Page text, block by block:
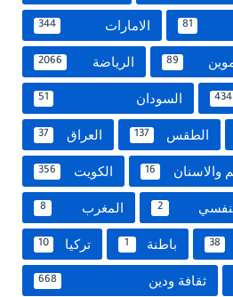
81 الامارات 344
89 الرياضة 2066
434 السودان 51
الطقس 137 العراق 37
والاسنان 16 الكويت 356
2 المغرب 8
38 باطنة 1 تركيا 10
ثقافة ودين 668